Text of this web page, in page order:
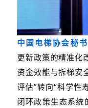
中国电梯协会秘
更新政策的精准化
资金效能与拆梯安
评估”转向“科学性
闭环政策生态系统